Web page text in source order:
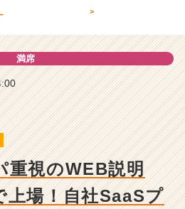
>
満席
重視のWEB説明
上場！自社SaaSプ